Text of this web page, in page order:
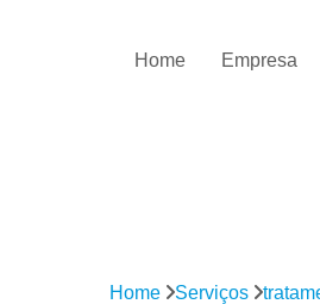
Home Empresa
Home Serviços